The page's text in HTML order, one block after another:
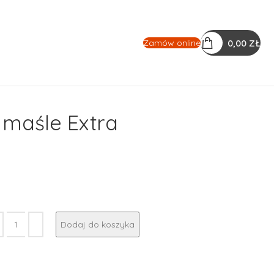
Zamów online 0,00 ZŁ
Extra
Dodaj do koszyka